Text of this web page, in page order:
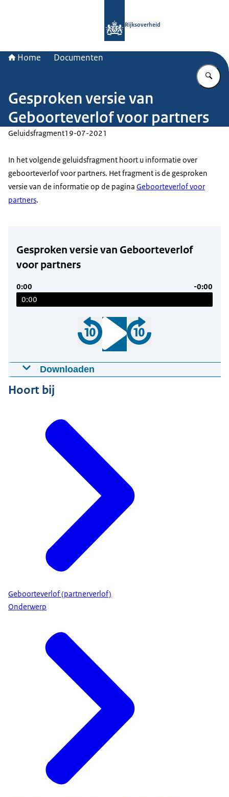
Rijksoverheid
Home Documenten
Gesproken versie van
Geboorteverlof voor partners
Geluidsfragment19-07-2021
In het volgende geluidsfragment hoort u informatie over
geboorteverlof voor partners. Het fragment is de gesproken
versie van de informatie op de pagina Geboorteverlof voor
partners.
Gesproken versie van Geboorteverlof
voor partners
0:00
0:00
-0:00
Downloaden
Gesproken versie van Geboorteverlof voor
partners
Download
Hoort bij
Geboorteverlof (partnerverlof)
Onderwerp